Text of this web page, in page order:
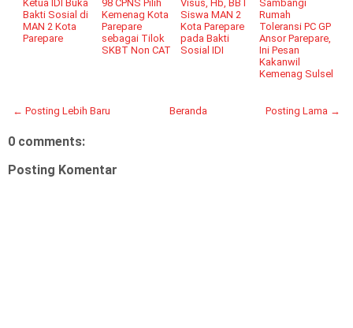
Ketua IDI Buka
Bakti Sosial di
MAN 2 Kota
Parepare
98 CPNS Pilih
Kemenag Kota
Parepare
sebagai Tilok
SKBT Non CAT
Visus, Hb, BBT
Siswa MAN 2
Kota Parepare
pada Bakti
Sosial IDI
Sambangi
Rumah
Toleransi PC GP
Ansor Parepare,
Ini Pesan
Kakanwil
Kemenag Sulsel
← Posting Lebih Baru Posting Lama →
Beranda
0 comments:
Posting Komentar